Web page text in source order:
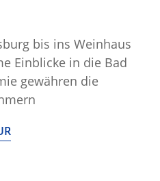
bis ins Weinhaus
Einblicke in die Bad
gewähren die